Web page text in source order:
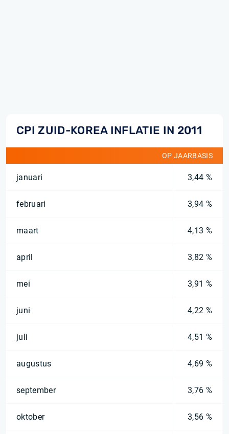
CPI ZUID-KOREA INFLATIE IN 2011
OP JAARBASIS
januari 3,44 %
februari 3,94 %
maart 4,13 %
april 3,82 %
mei 3,91 %
juni 4,22 %
juli 4,51 %
augustus 4,69 %
september 3,76 %
oktober 3,56 %